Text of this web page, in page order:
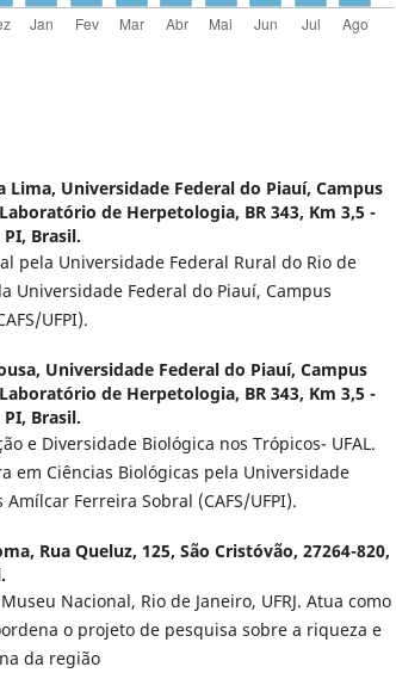
Lima, Universidade Federal do Piauí, Campus
de Herpetologia, BR 343, Km 3,5 -
PI, Brasil.
pela Universidade Federal Rural do Rio de
Universidade Federal do Piauí, Campus
UFPI).
Universidade Federal do Piauí, Campus
de Herpetologia, BR 343, Km 3,5 -
PI, Brasil.
e Diversidade Biológica nos Trópicos- UFAL.
em Ciências Biológicas pela Universidade
Ferreira Sobral (CAFS/UFPI).
Rua Queluz, 125, São Cristóvão, 27264-820,
Nacional, Rio de Janeiro, UFRJ. Atua como
o projeto de pesquisa sobre a riqueza e
da região